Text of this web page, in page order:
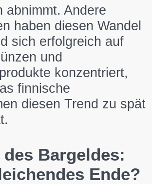
abnimmt. Andere
haben diesen Wandel
sich erfolgreich auf
und
konzentriert,
finnische
diesen Trend zu spät
Bargeldes:
Ende?